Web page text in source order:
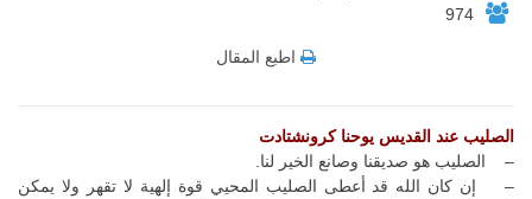
974
اطبع المقال
الصليب عند القديس يوحنا كرونشتادت
– الصليب هو صديقنا وصانع الخير لنا.
– إن كان الله قد أعطى الصليب المحيي قوة إلهية لا تقهر ولا يمكن